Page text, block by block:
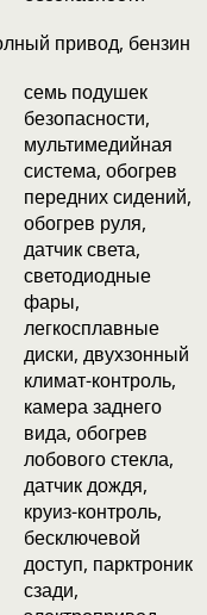
привод, бензин
семь подушек
безопасности,
мультимедийная
система, обогрев
передних сидений,
обогрев руля,
датчик света,
светодиодные
фары,
легкосплавные
диски, двухзонный
климат-контроль,
камера заднего
вида, обогрев
лобового стекла,
датчик дождя,
круиз-контроль,
бесключевой
доступ, парктроник
сзади,